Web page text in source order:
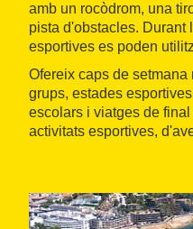
amb un rocòdrom, una
pista d'obstacles. Durant
esportives es poden
Ofereix caps de
grups, estades
escolars i viatges de
activitats esportives,